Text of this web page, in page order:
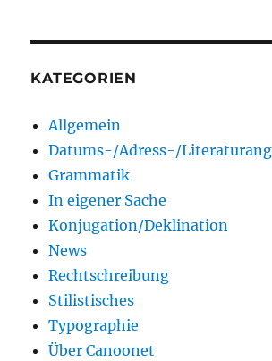
KATEGORIEN
Allgemein
Datums-/Adress-/
Grammatik
In eigener Sache
Konjugation/Deklination
News
Rechtschreibung
Stilistisches
Typographie
Über Canoonet